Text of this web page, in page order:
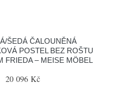
ŠEDÁ ČALOUNĚNÁ
POSTEL BEZ ROŠTU
FRIEDA – MEISE MÖBEL
20 096 Kč